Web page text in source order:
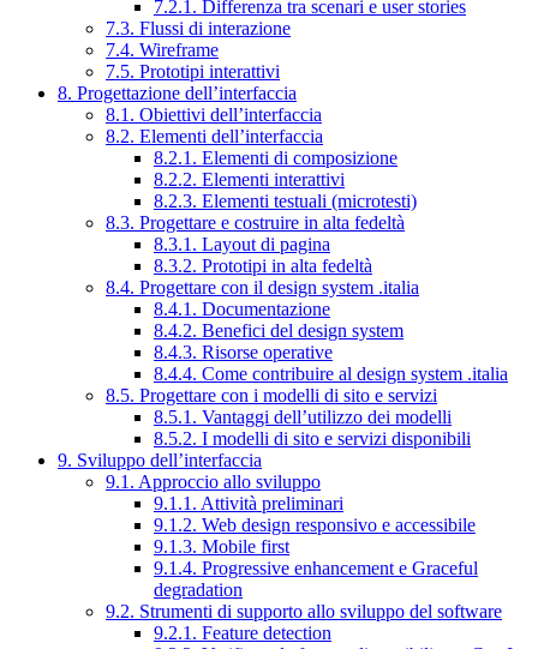
7.2.1. Differenza tra scenari e user stories
7.3. Flussi di interazione
7.4. Wireframe
7.5. Prototipi interattivi
8. Progettazione dell’interfaccia
8.1. Obiettivi dell’interfaccia
8.2. Elementi dell’interfaccia
8.2.1. Elementi di composizione
8.2.2. Elementi interattivi
8.2.3. Elementi testuali (microtesti)
8.3. Progettare e costruire in alta fedeltà
8.3.1. Layout di pagina
8.3.2. Prototipi in alta fedeltà
8.4. Progettare con il design system .italia
8.4.1. Documentazione
8.4.2. Benefici del design system
8.4.3. Risorse operative
8.4.4. Come contribuire al design system .italia
8.5. Progettare con i modelli di sito e servizi
8.5.1. Vantaggi dell’utilizzo dei modelli
8.5.2. I modelli di sito e servizi disponibili
9. Sviluppo dell’interfaccia
9.1. Approccio allo sviluppo
9.1.1. Attività preliminari
9.1.2. Web design responsivo e accessibile
9.1.3. Mobile first
9.1.4. Progressive enhancement e Graceful
degradation
9.2. Strumenti di supporto allo sviluppo del software
9.2.1. Feature detection